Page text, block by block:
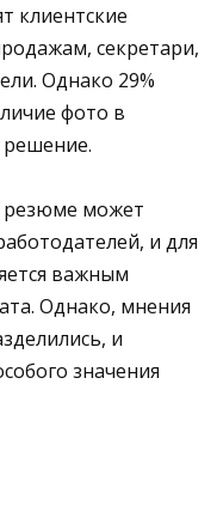
клиентские
секретари,
Однако 29%
фото в
решение.
резюме может
и для
важным
Однако, мнения
и
значения